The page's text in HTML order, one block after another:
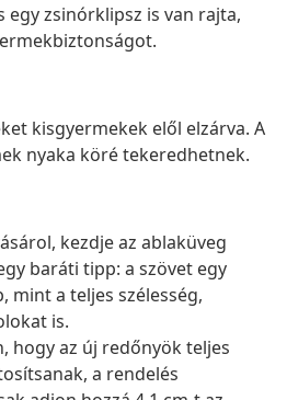
egy zsinórklipsz is van rajta,
kisgyermekek elől elzárva. A
nyaka köré tekeredhetnek.
kezdje az ablaküveg
baráti tipp: a szövet egy
mint a teljes szélesség,
is.
hogy az új redőnyök teljes
a rendelés